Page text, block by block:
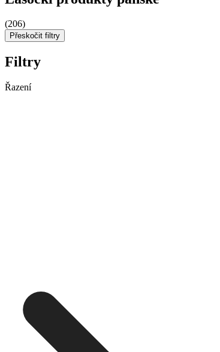
(206)
Přeskočit filtry
Filtry
Řazení